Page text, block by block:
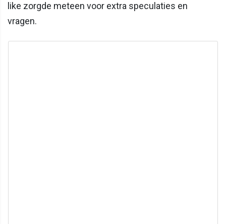
like zorgde meteen voor extra speculaties en
vragen.